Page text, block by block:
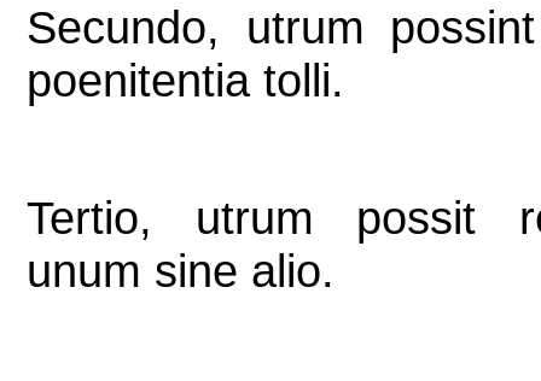
Secundo, utrum
poenitentia tolli.
Tertio, utrum possit
unum sine alio.